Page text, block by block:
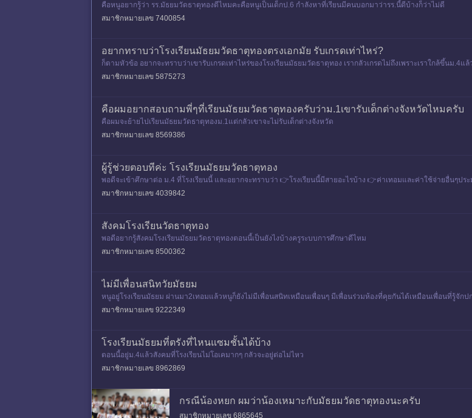
คือหนูอยากรู้ว่า รร.มัธยมวัดธาตุทองดีไหมคะคือหนูเป็นเด็กป.6 กำลังหาที่เรียนมีคนบอกมาว่ารร.นี้ดีบ้างก็ว่าไม่ดี
สมาชิกหมายเลข 7400854
อยากทราบว่าโรงเรียนมัธยมวัดธาตุทองตรงเอกมัย รับเกรดเท่าไหร่?
ก็ตามหัวข้อ อยากจะทราบว่าเขารับเกรดเท่าไหร่ของโรงเรียนมัธยมวัดธาตุทอง เรากลัวเกรดไม่ถึงเพราะเราใกล้ขึ้นม.4แล้
สมาชิกหมายเลข 5875273
คือผมอยากสอบถามพี่ๆที่เรียนมัธยมวัดธาตุทองครับว่าม.1เขารับเด็กต่างจังหวัดไหมครับ
คือผมจะย้ายไปเรียนมัธยมวัดธาตุทองม.1แต่กลัวเขาจะไม่รับเด็กต่างจังหวัด
สมาชิกหมายเลข 8569386
ผู้รู้ช่วยตอบทีค่ะ โรงเรียนมัธยมวัดธาตุทอง
พอดีจะเข้าศึกษาต่อ ม.4 ที่โรงเรียนนี้ และอยากจะทราบว่า 👉โรงเรียนนี้มีสายอะไรบ้าง 👉ค่าเทอมและค่าใช้จ่ายอื่นๆป
มินถ้าพอทราบก็บอก
สมาชิกหมายเลข 4039842
สังคมโรงเรียนวัดธาตุทอง
พอดีอยากรู้สังคมโรงเรียนมัธยมวัดธาตุทองตอนนี้เป็นยังไงบ้างครูระบบการศึกษาดีไหม
สมาชิกหมายเลข 8500362
ไม่มีเพื่อนสนิทวัยมัธยม
หนูอยู่โรงเรียนมัธยม ผ่านมา2เทอมแล้วหนูก็ยังไม่มีเพื่อนสนิทเหมือนเพื่อนๆ มีเพื่อนร่วมห้องที่คุยกันได้เหมือนเพื่อนที่รู้จั
สมาชิกหมายเลข 9222349
โรงเรียนมัธยมที่ตรังที่ไหนแซมชั้นได้บ้าง
ตอนนี้อยู่ม.4แล้วสังคมที่โรงเรียนไม่โอเคมากๆ กลัวจะอยู่ต่อไม่ไหว
สมาชิกหมายเลข 8962869
กรณีน้องหยก ผมว่าน้องเหมาะกับมัธยมวัดธาตุทองนะครับ
สมาชิกหมายเลข 6865645